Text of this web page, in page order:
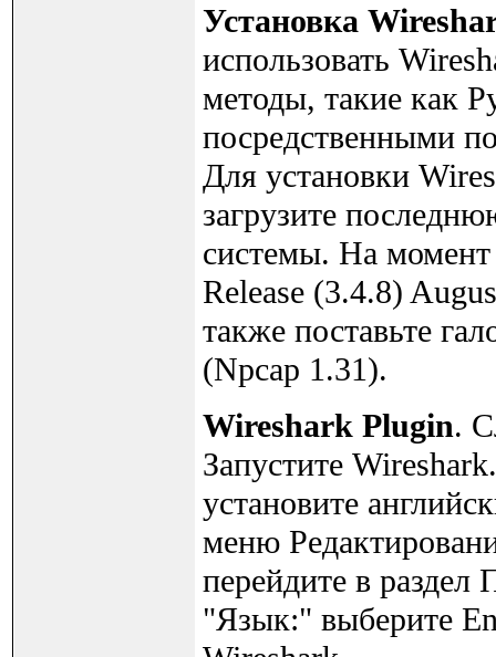
Установка
использовать
методы, такие как
посредственными
Для установки
загрузите
системы. На момент
Release (3.4.8)
также поставьте
(Npcap 1.31).
Wireshark Plugin.
Запустите
установите
меню
перейдите в раздел
"Язык:" выберите